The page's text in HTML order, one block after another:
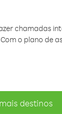
chamadas
o plano de
destinos